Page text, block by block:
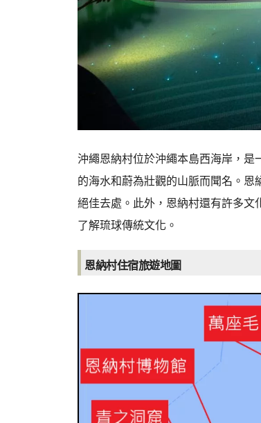
沖繩恩納村位於沖繩本島西海岸，
的海水和蔚為壯觀的山脈而聞名。
絕佳去處。此外，恩納村還有許多文
了解琉球傳統文化。
恩納村住宿旅遊地圖